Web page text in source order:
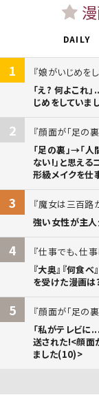
DAILY
1
娘がいじめを
「え? 何よこれ
じめをしていま
2
顔面が「足の
「足の裏」→「
ない!」と思える
形級メイクを仕
3
魔女は三百路
強い女性が主
4
仕事でも、仕事
『大奥』『何食
を受けた漫画は
5
顔面が「足の
「私がテレビに
送された!<顔面
ました(10)>